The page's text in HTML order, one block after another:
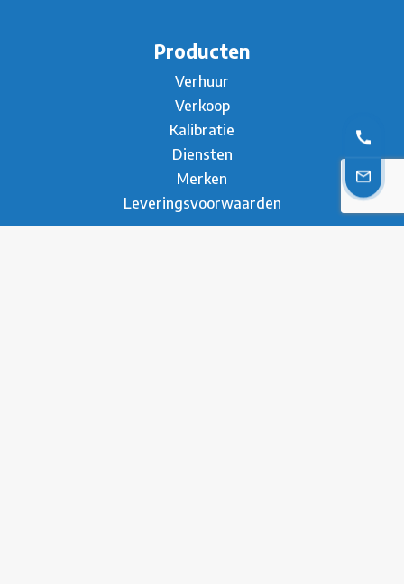
Producten
Verhuur
Verkoop
Kalibratie
Diensten
Merken
Leveringsvoorwaarden